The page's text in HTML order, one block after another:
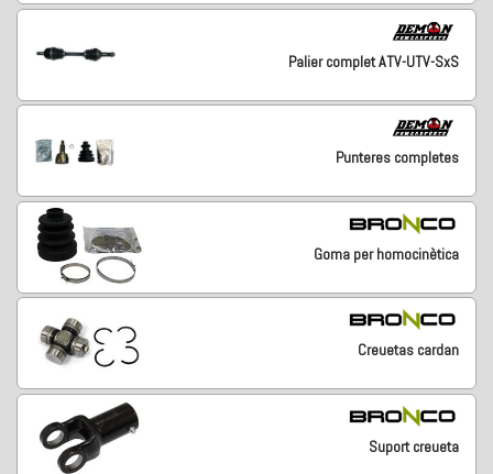
Palier complet ATV-UTV-SxS
Punteres completes
Goma per homocinètica
Creuetas cardan
Suport creueta